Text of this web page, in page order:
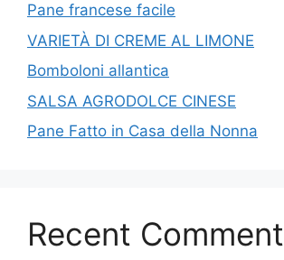
Pane francese facile
VARIETÀ DI CREME AL LIMONE
Bomboloni allantica
SALSA AGRODOLCE CINESE
Pane Fatto in Casa della Nonna
Recent